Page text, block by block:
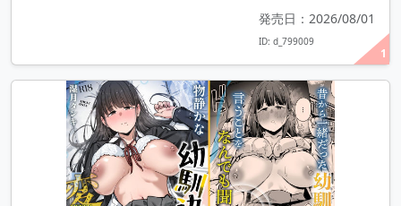
1
発売日：2026/08/01
ID: d_799009